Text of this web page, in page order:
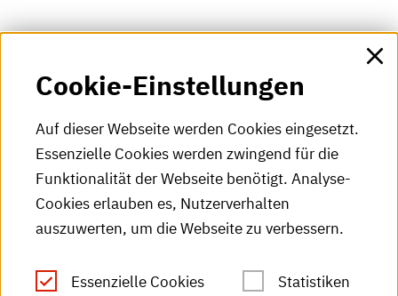
Cookie-Einstellungen
Auf dieser Webseite werden Cookies eingesetzt.
Essenzielle Cookies werden zwingend für die
Funktionalität der Webseite benötigt. Analyse-
Cookies erlauben es, Nutzerverhalten
auszuwerten, um die Webseite zu verbessern.
Essenzielle Cookies Statistiken